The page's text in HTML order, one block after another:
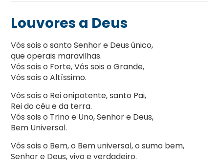
Louvores a Deus
Vós sois o santo Senhor e Deus único,
que operais maravilhas.
Vós sois o Forte, Vós sois o Grande,
Vós sois o Altíssimo.
Vós sois o Rei onipotente, santo Pai,
Rei do céu e da terra.
Vós sois o Trino e Uno, Senhor e Deus,
Bem Universal.
Vós sois o Bem, o Bem universal, o sumo bem,
Senhor e Deus, vivo e verdadeiro.